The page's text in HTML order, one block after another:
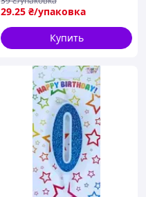
29.25 ₴/упаковка
Купить